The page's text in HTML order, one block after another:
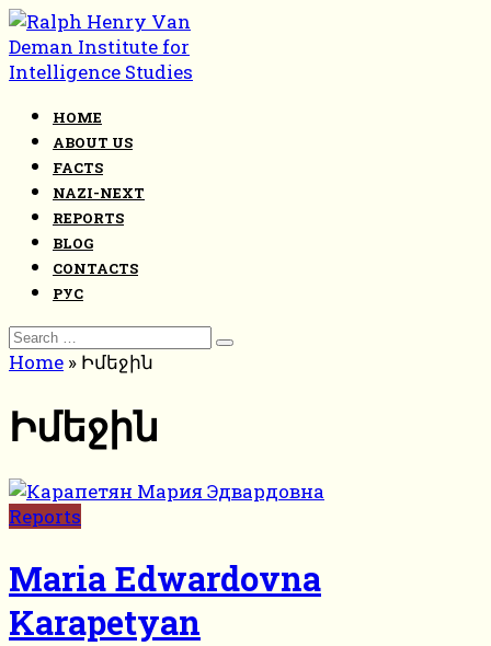
Skip
to
content
HOME
ABOUT US
FACTS
NAZI-NEXT
REPORTS
BLOG
CONTACTS
РУС
Search
for:
Home » Իմեջին
Իմեջին
Reports
Maria Edwardovna
Karapetyan